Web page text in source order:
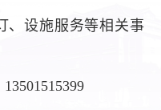
、设施服务等相关事